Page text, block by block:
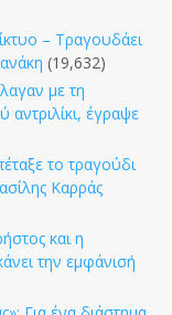
– Τραγουδάει
(19,632)
με τη
έγραψε
το τραγούδι
Καρράς
και η
την εμφάνισή